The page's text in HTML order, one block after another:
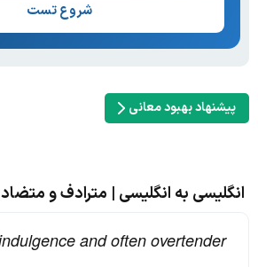
شروع تست
پیشنهاد بهبود معانی
انگلیسی به انگلیسی | مترادف و متضاد cosset
and often overtender